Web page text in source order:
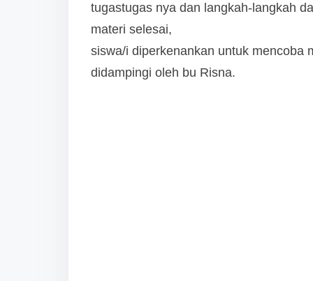
tugastugas nya dan langkah-langkah
materi selesai,
siswa/i diperkenankan untuk mencoba
didampingi oleh bu Risna.